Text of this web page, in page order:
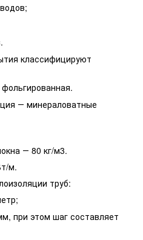
классифицируют
― минераловатные
― 80 кг/м3.
м.
труб:
при этом шаг составляет